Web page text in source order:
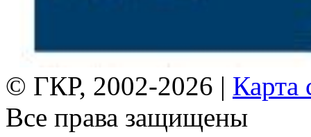
© ГКР, 2002-2026 | Карта
Все права защищены